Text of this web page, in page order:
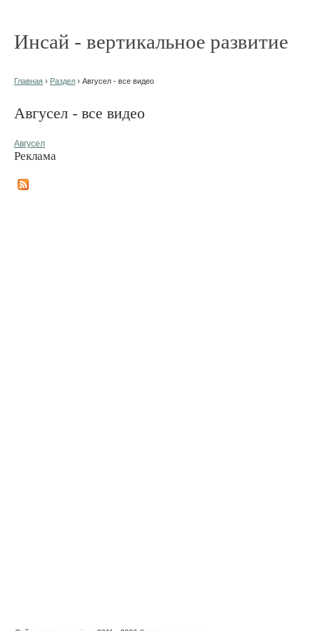
Инсай - вертикальное развитие
Главная › Раздел › Авгусел - все видео
Авгусел - все видео
Авгусел
Реклама